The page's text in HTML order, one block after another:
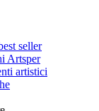
seller
Artsper
artistici